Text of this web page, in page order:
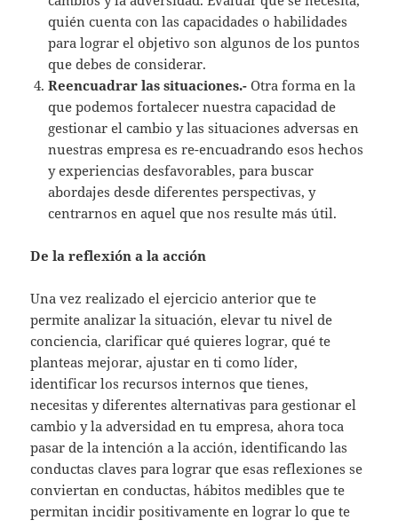
quién cuenta con las capacidades o habilidades
para lograr el objetivo son algunos de los puntos
que debes de considerar.
Reencuadrar las situaciones.- Otra forma en la
que podemos fortalecer nuestra capacidad de
gestionar el cambio y las situaciones adversas en
nuestras empresa es re-encuadrando esos hechos
y experiencias desfavorables, para buscar
abordajes desde diferentes perspectivas, y
centrarnos en aquel que nos resulte más útil.
De la reflexión a la acción
Una vez realizado el ejercicio anterior que te
permite analizar la situación, elevar tu nivel de
conciencia, clarificar qué quieres lograr, qué te
planteas mejorar, ajustar en ti como líder,
identificar los recursos internos que tienes,
necesitas y diferentes alternativas para gestionar el
cambio y la adversidad en tu empresa, ahora toca
pasar de la intención a la acción, identificando las
conductas claves para lograr que esas reflexiones se
conviertan en conductas, hábitos medibles que te
permitan incidir positivamente en lograr lo que te